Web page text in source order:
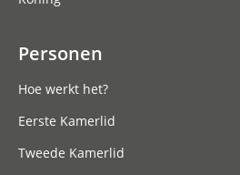
Personen
Hoe werkt het?
Eerste Kamerlid
Tweede Kamerlid